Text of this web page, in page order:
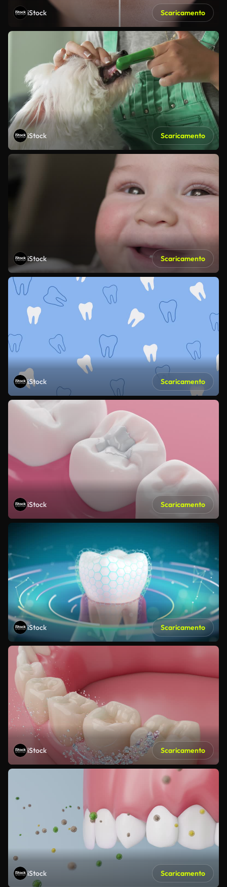
iStock Scaricamento
iStock Scaricamento
iStock Scaricamento
iStock Scaricamento
iStock Scaricamento
iStock Scaricamento
iStock Scaricamento
iStock Scaricamento